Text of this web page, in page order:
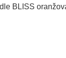
BLISS